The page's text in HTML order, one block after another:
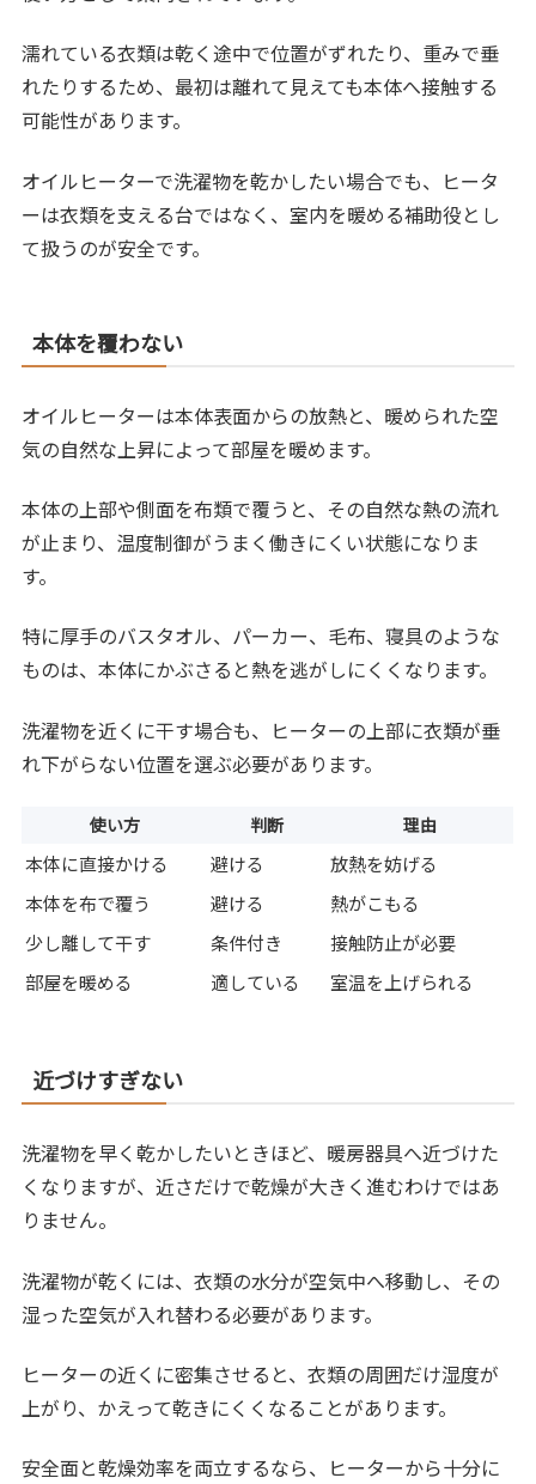
濡れている衣類は乾く途中で位置がずれたり、重みで垂
れたりするため、最初は離れて見えても本体へ接触する
可能性があります。
オイルヒーターで洗濯物を乾かしたい場合でも、ヒータ
ーは衣類を支える台ではなく、室内を暖める補助役とし
て扱うのが安全です。
本体を覆わない
オイルヒーターは本体表面からの放熱と、暖められた空
気の自然な上昇によって部屋を暖めます。
本体の上部や側面を布類で覆うと、その自然な熱の流れ
が止まり、温度制御がうまく働きにくい状態になりま
す。
特に厚手のバスタオル、パーカー、毛布、寝具のような
ものは、本体にかぶさると熱を逃がしにくくなります。
洗濯物を近くに干す場合も、ヒーターの上部に衣類が垂
れ下がらない位置を選ぶ必要があります。
使い方 判断 理由
本体に直接かける 避ける
放熱を妨げる
本体を布で覆う
避ける
熱がこもる
少し離して干す
条件付き
接触防止が必要
部屋を暖める
適している 室温を上げられる
近づけすぎない
洗濯物を早く乾かしたいときほど、暖房器具へ近づけた
くなりますが、近さだけで乾燥が大きく進むわけではあ
りません。
洗濯物が乾くには、衣類の水分が空気中へ移動し、その
湿った空気が入れ替わる必要があります。
ヒーターの近くに密集させると、衣類の周囲だけ湿度が
上がり、かえって乾きにくくなることがあります。
安全面と乾燥効率を両立するなら、ヒーターから十分に